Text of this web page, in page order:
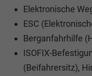
Elektronische
ESC
Berganfahrhilfe
ISOFIX-
(Beifahrersitz),